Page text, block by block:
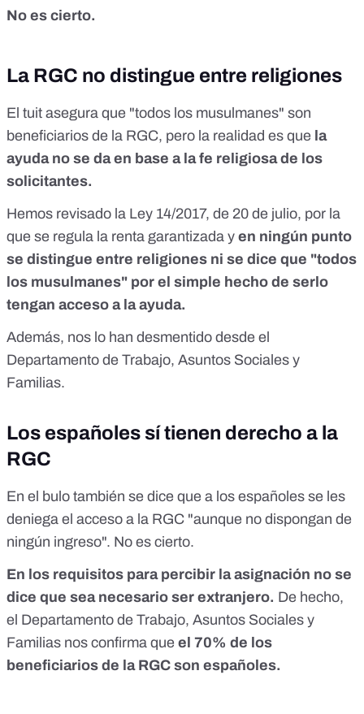
No es cierto.
La RGC no distingue entre religiones
El tuit asegura que "todos los musulmanes" son
beneficiarios de la RGC, pero la realidad es que la
ayuda no se da en base a la fe religiosa de los
solicitantes.
Hemos revisado la Ley 14/2017, de 20 de julio, por la
que se regula la renta garantizada y en ningún punto
se distingue entre religiones ni se dice que "todos
los musulmanes" por el simple hecho de serlo
tengan acceso a la ayuda.
Además, nos lo han desmentido desde el
Departamento de Trabajo, Asuntos Sociales y
Familias.
Los españoles sí tienen derecho a la
RGC
En el bulo también se dice que a los españoles se les
deniega el acceso a la RGC "aunque no dispongan de
ningún ingreso". No es cierto.
En los requisitos para percibir la asignación no se
dice que sea necesario ser extranjero. De hecho,
el Departamento de Trabajo, Asuntos Sociales y
Familias nos confirma que el 70% de los
beneficiarios de la RGC son españoles.